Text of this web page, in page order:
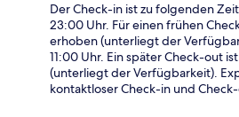
Der Check-in ist zu folgenden
23:00 Uhr. Für einen frühen
erhoben (unterliegt der
11:00 Uhr. Ein später Check-out
(unterliegt der Verfügbarkeit).
kontaktloser Check-in und